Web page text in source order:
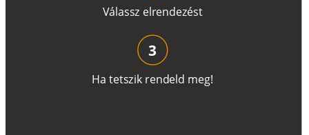
Válassz elrendezést
Ha tetszik rendeld meg!
3